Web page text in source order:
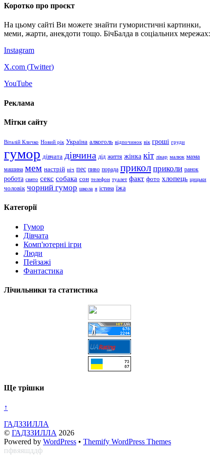
Коротко про проєкт
На цьому сайті Ви можете знайти гумористичні картинки,
меми, жарти, анекдоти тощо. БічБалда в соціальних мережах:
Instagram
X.com (Twitter)
YouTube
Реклама
Мітки сайту
Віталій Кличко Новий рік Україна алкоголь відпочинок вік гроші груди
гумор дівчата дівчина дід життя жінка кіт лікар малюк мама
машина мем настрій ніч пес пиво порада прикол приколи ранок
робота свято секс собака сон телефон туалет факт фото хлопець цицьки
чоловік чорний гумор школа я істина їжа
Категорії
Гумор
Дівчата
Комп'ютерні ігри
Люди
Пейзажі
Фантастика
Лічильники та статистика
Ще трішки
↑
ГАДЗЗИЛЛА
© ГАДЗЗИЛЛА 2026
Powered by WordPress • Themify WordPress Themes
пфвяяшддф